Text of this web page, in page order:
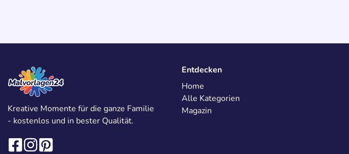
Kreative Momente für die ganze Familie
- kostenlos und in bester Qualität.
Entdecken
Home
Alle Kategorien
Magazin